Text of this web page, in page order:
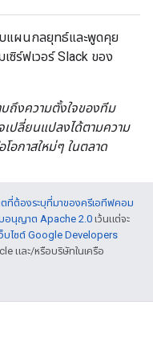
บแผนกลยุทธ์และพูดคุย
เซิร์ฟเวอร์ Slack ของ
ถึงความตั้งใจของทีม
ปลี่ยนแปลงได้ตามความ
อกาสใหม่ๆ ในตลาด
ที่ต้องระบุที่มาของครีเอทีฟคอม
บอนุญาต Apache 2.0เว้นแต่จะ
บไซต์ Google Developers
และ/หรือบริษัทในเครือ